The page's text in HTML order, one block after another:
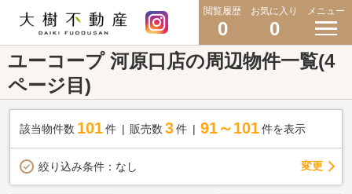
閲覧履歴
0
お気に入り
0
メニュー
ユーコープ 河原口店の周辺物件一覧(4
ページ目)
該当物件数 101件 販売数 3 件 91～101 件を表示
絞り込み条件： なし 変更